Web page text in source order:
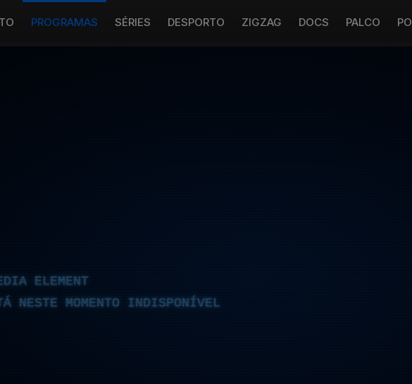
PROGRAMAS SÉRIES DESPORTO ZIGZAG DOCS PALCO
ELEMENT
NESTE MOMENTO INDISPONÍVEL